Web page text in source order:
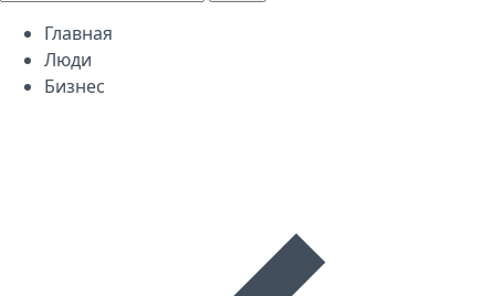
Главная
Люди
Бизнес